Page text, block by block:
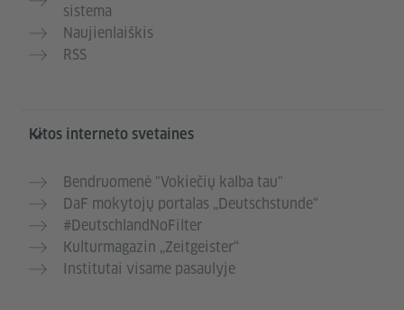
sistema
Naujienlaiškis
RSS
Kitos interneto svetaines
Bendruomenė "Vokiečių kalba tau"
DaF mokytojų portalas „Deutschstunde“
#DeutschlandNoFilter
Kulturmagazin „Zeitgeister“
Institutai visame pasaulyje